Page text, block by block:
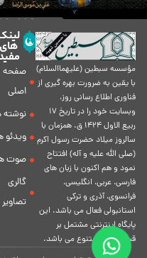
مؤسسه سبطين (عليهماالسلام)
با يقين به ضرورت بهره گیرى از
فناورى اطلاع رسانى روز،
وبسایت خود را در تاريخ 17
ربيع الاول 1424 ق. همزمان با
سالروز ميلاد حضرت رسول اكرم
(صلی الله علیه و آله) افتتاح
نمود و هم اكنون با زبان های
فارسی، عربى، انگلیسی،
فرانسوی، آذری و ترکی
استانبولی فعال مى باشد. اين
پايگاه اينترنتى مشتمل بر
قسمت هاى متنوع مى باشد.
های
صفحه
اصلی
نوشته
ویدئو
صوت
گالری
تصاویر